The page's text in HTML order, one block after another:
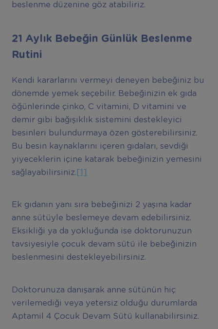
beslenme düzenine göz atabiliriz.
21 Aylık Bebeğin Günlük Beslenme
Rutini
Kendi kararlarını vermeyi deneyen bebeğiniz bu
dönemde yemek seçebilir. Bebeğinizin ek gıda
öğünlerinde çinko, C vitamini, D vitamini ve
demir gibi bağışıklık sistemini destekleyici
besinleri bulundurmaya özen gösterebilirsiniz.
Bu besin kaynaklarını içeren gıdaları, sevdiği
yiyeceklerin içine katarak bebeğinizin yemesini
sağlayabilirsiniz. [1]
Ek gıdanın yanı sıra bebeğinizi 2 yaşına kadar
anne sütüyle beslemeye devam edebilirsiniz.
Eksikliği ya da yokluğunda ise doktorunuzun
tavsiyesiyle çocuk devam sütü ile bebeğinizin
beslenmesini destekleyebilirsiniz.
Doktorunuza danışarak anne sütünün hiç
verilemediği veya yetersiz olduğu durumlarda
Aptamil 4 Çocuk Devam Sütü kullanabilirsiniz.